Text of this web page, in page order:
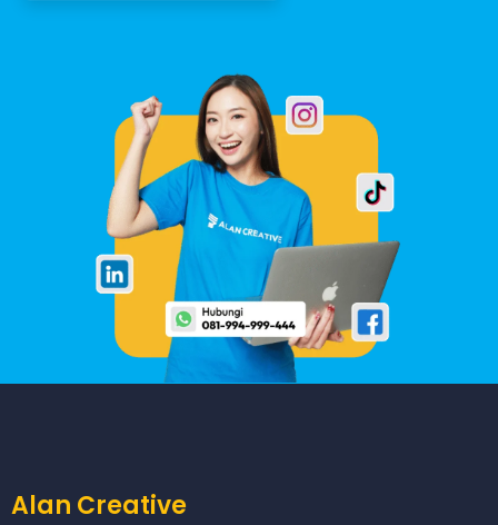
Alan Creative